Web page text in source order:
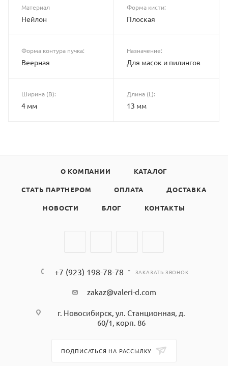
Материал
Нейлон
Форма кисти:
Плоская
Форма контура пучка:
Веерная
Назначение:
Для масок и пилингов
Ширина (B):
4 мм
Длина (L):
13 мм
О КОМПАНИИ КАТАЛОГ
СТАТЬ ПАРТНЕРОМ ОПЛАТА ДОСТАВКА
НОВОСТИ БЛОГ КОНТАКТЫ
+7 (923) 198-78-78 ЗАКАЗАТЬ ЗВОНОК
zakaz@valeri-d.com
г. Новосибирск, ул. Станционная, д.
60/1, корп. 86
ПОДПИСАТЬСЯ НА РАССЫЛКУ